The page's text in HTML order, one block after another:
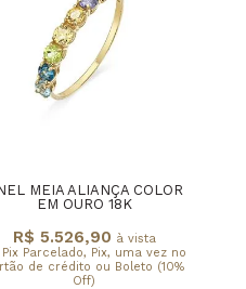
MEIA ALIANÇA COLOR
EM OURO 18K
R$ 5.526,90 à vista
Parcelado, Pix, uma vez no
de crédito ou Boleto (10%
Off)